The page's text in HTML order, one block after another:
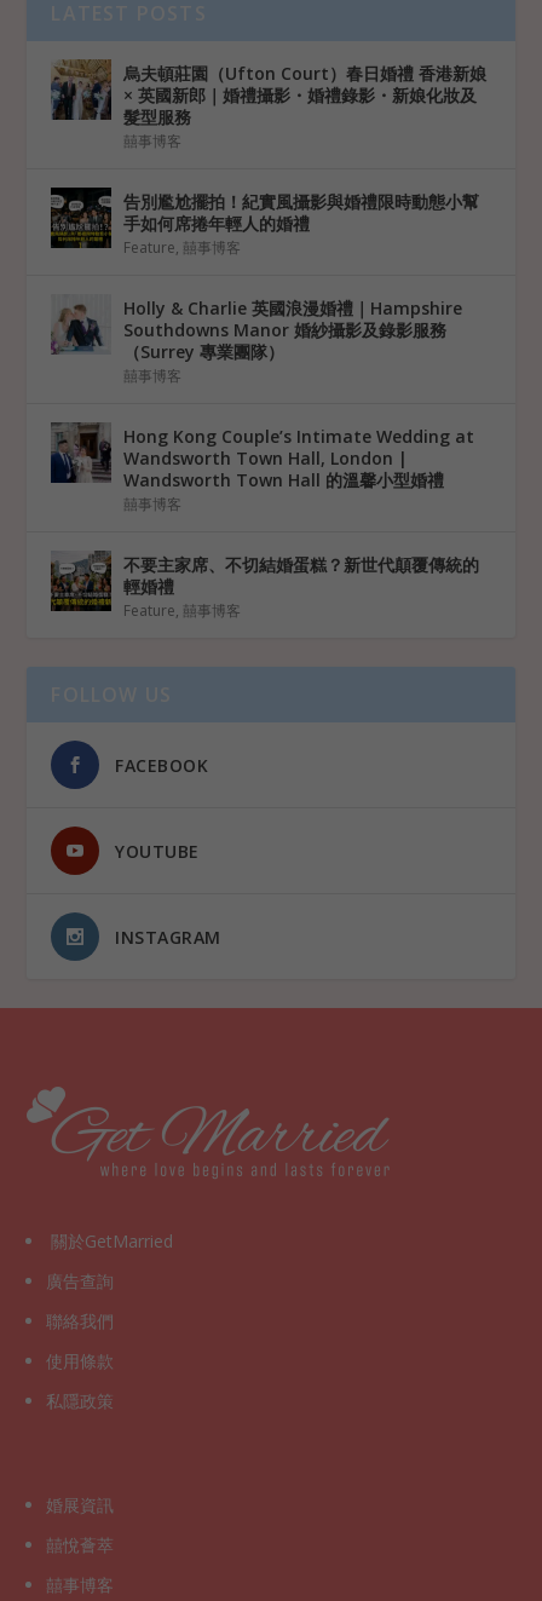
烏夫頓莊園（Ufton Court）春日婚禮 香港新娘
× 英國新郎｜婚禮攝影・婚禮錄影・新娘化妝及
髮型服務
囍事博客
告別尷尬擺拍！紀實風攝影與婚禮限時動態小幫
手如何席捲年輕人的婚禮
Feature, 囍事博客
Holly & Charlie 英國浪漫婚禮｜Hampshire
Southdowns Manor 婚紗攝影及錄影服務
（Surrey 專業團隊）
囍事博客
Hong Kong Couple’s Intimate Wedding at
Wandsworth Town Hall, London |
Wandsworth Town Hall 的溫馨小型婚禮
囍事博客
不要主家席、不切結婚蛋糕？新世代顛覆傳統的
輕婚禮
Feature, 囍事博客
FACEBOOK
YOUTUBE
INSTAGRAM
關於GetMarried
廣告查詢
聯絡我們
使用條款
私隱政策
婚展資訊
囍悅薈萃
囍事博客